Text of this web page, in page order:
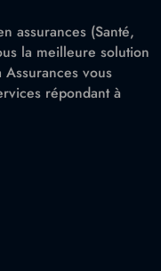
assurances (Santé,
la meilleure solution
vous
répondant à